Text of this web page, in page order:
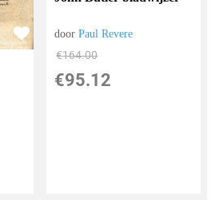
doorPaul Revere
€164.00
€95.12